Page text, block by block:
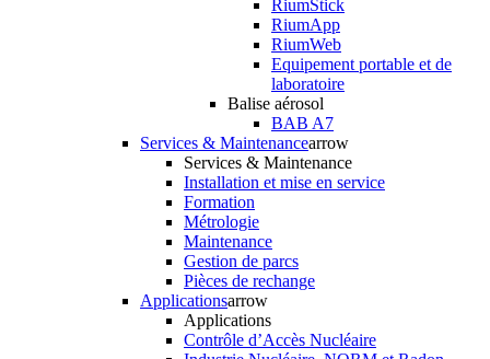
RiumStick
RiumApp
RiumWeb
Equipement portable et de
laboratoire
Balise aérosol
BAB A7
Services & Maintenancearrow
Services & Maintenance
Installation et mise en service
Formation
Métrologie
Maintenance
Gestion de parcs
Pièces de rechange
Applicationsarrow
Applications
Contrôle d’Accès Nucléaire